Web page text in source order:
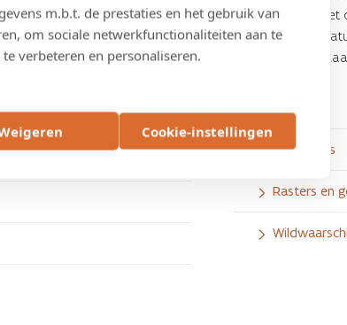
m.b.t. de prestaties en het gebruik van
om sociale netwerkfunctionaliteiten aan te
verbeteren en personaliseren.
Cookie-instellingen
van wegbermen streeft
van de
voor dieren biedt een
interessant leefgebied.
gehouden met
belangrijke
terug met
Ecoduikers
Rasters en